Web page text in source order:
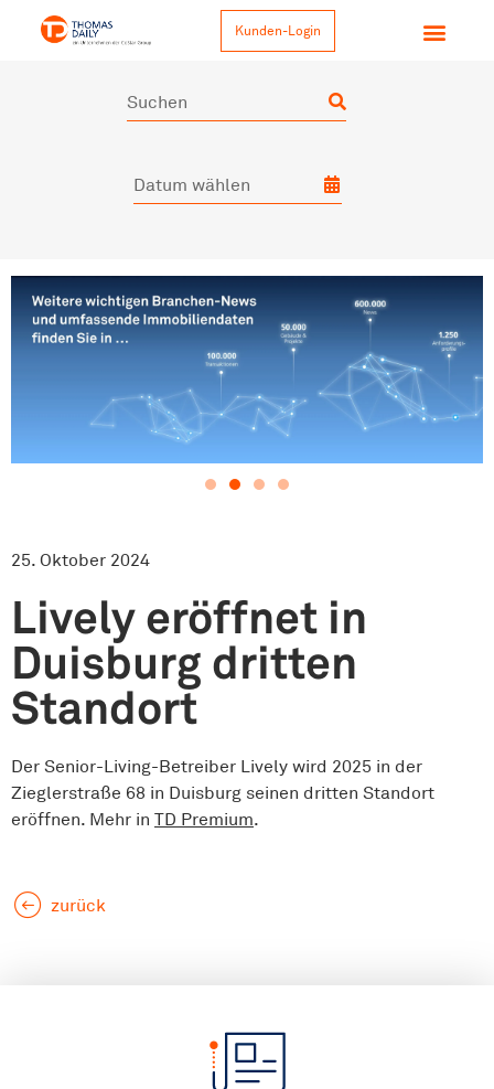
Kunden-Login
25. Oktober 2024
Lively eröffnet in
Duisburg dritten
Standort
Der Senior-Living-Betreiber Lively wird 2025 in der
Zieglerstraße 68 in Duisburg seinen dritten Standort
eröffnen. Mehr in TD Premium.
zurück